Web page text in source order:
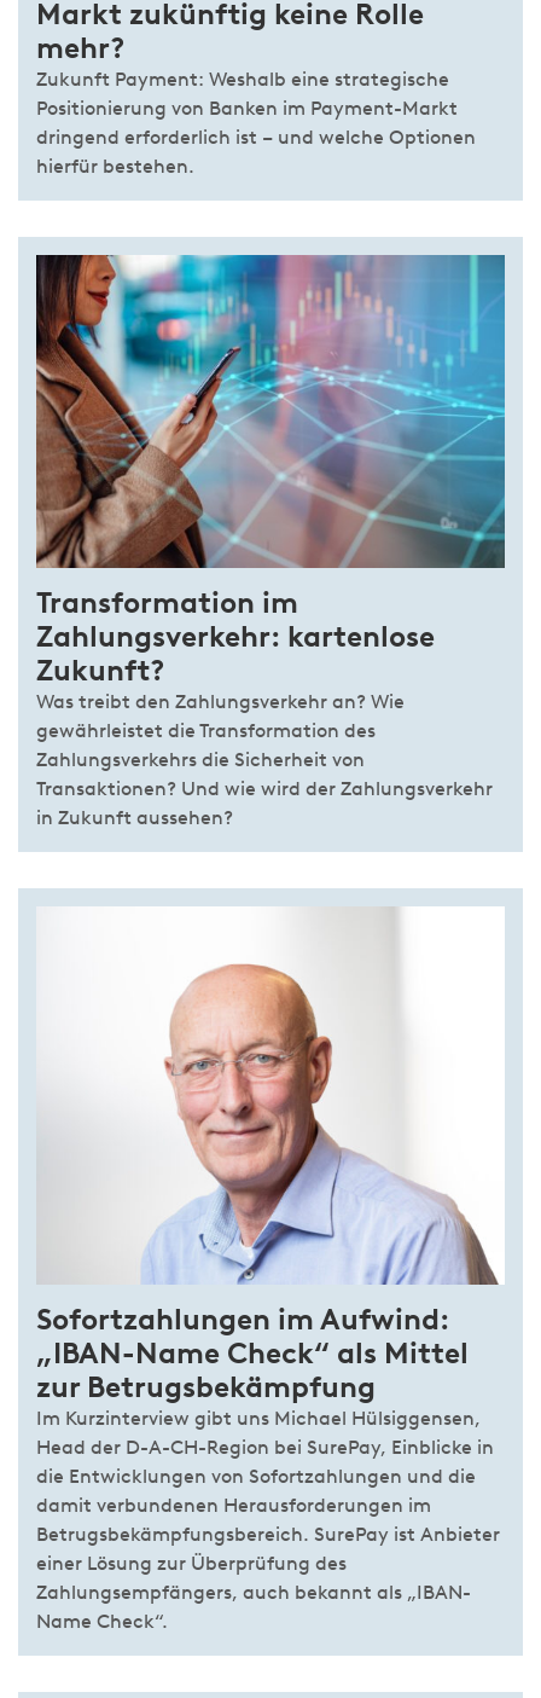
Markt zukünftig keine Rolle
mehr?
Zukunft Payment: Weshalb eine strategische
Positionierung von Banken im Payment-Markt
dringend erforderlich ist – und welche Optionen
hierfür bestehen.
Transformation im
Zahlungsverkehr: kartenlose
Zukunft?
Was treibt den Zahlungsverkehr an? Wie
gewährleistet die Transformation des
Zahlungsverkehrs die Sicherheit von
Transaktionen? Und wie wird der Zahlungsverkehr
in Zukunft aussehen?
Sofortzahlungen im Aufwind:
„IBAN-Name Check“ als Mittel
zur Betrugsbekämpfung
Im Kurzinterview gibt uns Michael Hülsiggensen,
Head der D-A-CH-Region bei SurePay, Einblicke in
die Entwicklungen von Sofortzahlungen und die
damit verbundenen Herausforderungen im
Betrugsbekämpfungsbereich. SurePay ist Anbieter
einer Lösung zur Überprüfung des
Zahlungsempfängers, auch bekannt als „IBAN-
Name Check“.